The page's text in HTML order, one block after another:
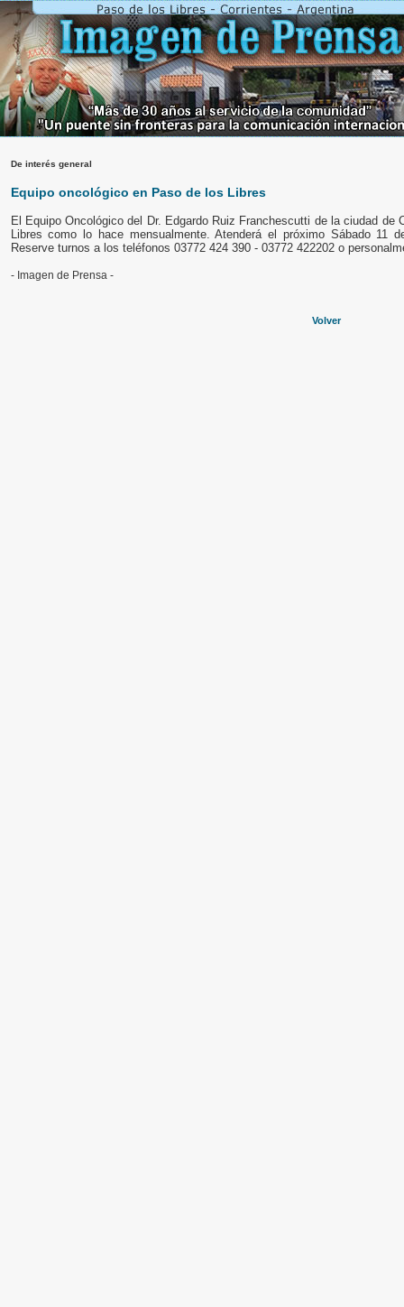
De interés general
Equipo oncológico en Paso de los Libres
El Equipo Oncológico del Dr. Edgardo Ruiz Franchescutti de la ciudad de
Libres como lo hace mensualmente. Atenderá el próximo Sábado 11
Reserve turnos a los teléfonos 03772 424 390 - 03772 422202 o
- Imagen de Prensa -
Volver